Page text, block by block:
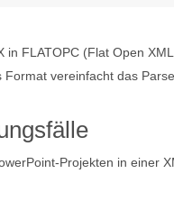
in FLATOPC (Flat Open
vereinfacht das
Projekten in einer